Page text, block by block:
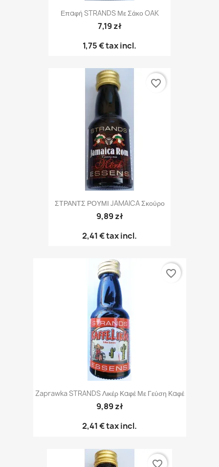
Επαφή STRANDS Με Σάκο OAK
7,19 zł
1,75 €tax incl.
ΣΤΡΑΝΤΣ ΡΟΥΜΙ JAMAICA Σκούρο
9,89 zł
2,41 €tax incl.
favorite_border
Zaprawka STRANDS Λικέρ Καφέ Με Γεύση Καφέ
9,89 zł
2,41 €tax incl.
favorite_border
favorite_border